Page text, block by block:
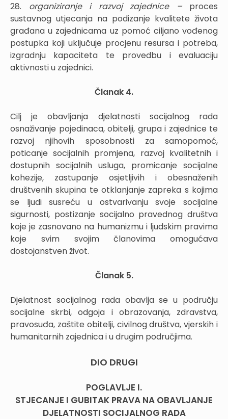
28. organiziranje i razvoj zajednice – proces
sustavnog utjecanja na podizanje kvalitete života
građana u zajednicama uz pomoć ciljano vođenog
postupka koji uključuje procjenu resursa i potreba,
izgradnju kapaciteta te provedbu i evaluaciju
aktivnosti u zajednici.
Članak 4.
Cilj je obavljanja djelatnosti socijalnog rada
osnaživanje pojedinaca, obitelji, grupa i zajednice te
razvoj njihovih sposobnosti za samopomoć,
poticanje socijalnih promjena, razvoj kvalitetnih i
dostupnih socijalnih usluga, promicanje socijalne
kohezije, zastupanje osjetljivih i obesnaženih
društvenih skupina te otklanjanje zapreka s kojima
se ljudi susreću u ostvarivanju svoje socijalne
sigurnosti, postizanje socijalno pravednog društva
koje je zasnovano na humanizmu i ljudskim pravima
koje svim svojim članovima omogućava
dostojanstven život.
Članak 5.
Djelatnost socijalnog rada obavlja se u području
socijalne skrbi, odgoja i obrazovanja, zdravstva,
pravosuđa, zaštite obitelji, civilnog društva, vjerskih i
humanitarnih zajednica i u drugim područjima.
DIO DRUGI
POGLAVLJE I.
STJECANJE I GUBITAK PRAVA NA OBAVLJANJE
DJELATNOSTI SOCIJALNOG RADA